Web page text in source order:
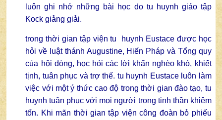
luôn ghi nhớ những bài học do tu huynh giáo tập
Kock giảng giải.
trong thời gian tập viện tu huynh Eustace được học
hỏi về luật thánh Augustine, Hiến Pháp và Tổng quy
của hội dòng, học hỏi các lời khấn nghèo khó, khiết
tịnh, tuân phục và trợ thế. tu huynh Eustace luôn làm
việc với một ý thức cao độ trong thời gian đào tạo, tu
huynh tuân phục với mọi người trong tinh thần khiêm
tốn. Khi mãn thời gian tập viện công đoàn bỏ phiếu